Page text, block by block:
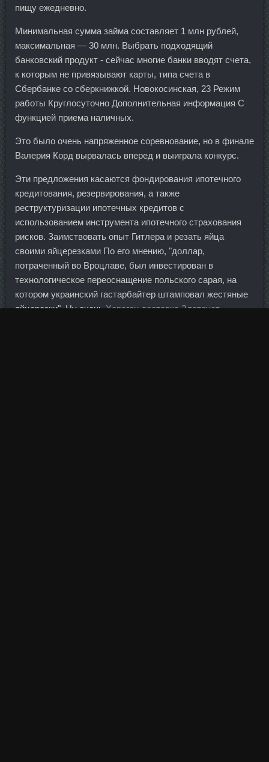
пищу ежедневно.
Минимальная сумма займа составляет 1 млн рублей,
максимальная — 30 млн. Выбрать подходящий
банковский продукт - сейчас многие банки вводят счета,
к которым не привязывают карты, типа счета в
Сбербанке со сберкнижкой. Новокосинская, 23 Режим
работы Круглосуточно Дополнительная информация С
функцией приема наличных.
Это было очень напряженное соревнование, но в финале
Валерия Корд вырвалась вперед и выиграла конкурс.
Эти предложения касаются фондирования ипотечного
кредитования, резервирования, а также
реструктуризации ипотечных кредитов с
использованием инструмента ипотечного страхования
рисков. Заимствовать опыт Гитлера и резать яйца
своими яйцерезками По его мнению, "доллар,
потраченный во Вроцлаве, был инвестирован в
технологическое переоснащение польского сарая, на
котором украинский гастарбайтер штамповал жестяные
яйцерезки". Ну оченьХорагон доставка Златоуст